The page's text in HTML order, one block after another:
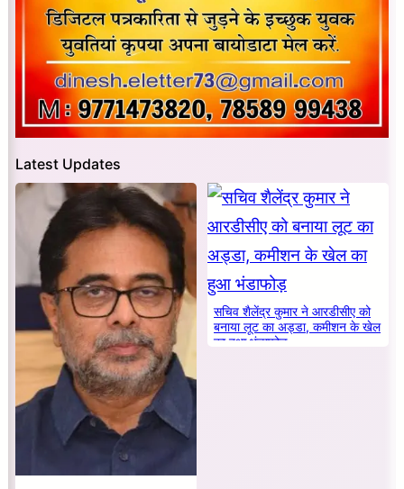
Latest Updates
सचिव शैलेंद्र कुमार ने आरडीसीए को
बनाया लूट का अड्डा, कमीशन के खेल
का हुआ भंडाफोड़